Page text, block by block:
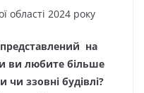
області 2024 року
на
ви любите більше
ззовні будівлі?